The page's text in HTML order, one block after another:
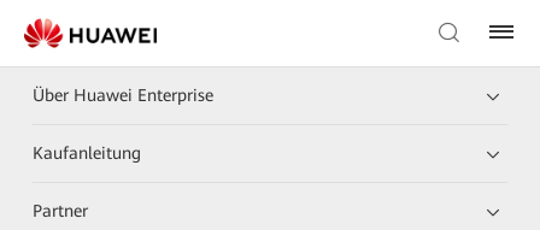
Über Huawei Enterprise
Kaufanleitung
Partner